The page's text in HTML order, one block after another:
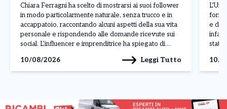
Chiara Ferragni ha scelto di mostrarsi ai suoi follower
in modo particolarmente naturale, senza trucco e in
accappatoio, raccontando alcuni aspetti della sua vita
personale e rispondendo alle domande ricevute sui
social. L’influencer e imprenditrice ha spiegato di
al Pandoro Gate e ha parlato anche del […]
10/08/2026 Leggi Tutto
e dei
10/